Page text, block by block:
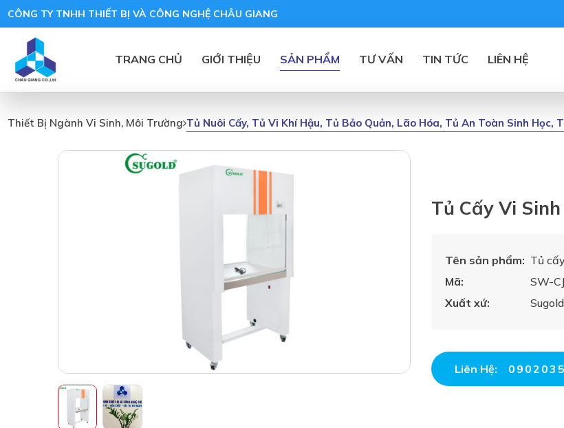
CÔNG TY TNHH THIẾT BỊ VÀ CÔNG NGHỆ CHÂU GIANG
TRANG CHỦ GIỚI THIỆU SẢN PHẨM TƯ VẤN TIN TỨC LIÊN HỆ
Thiết Bị Ngành Vi Sinh, Môi Trường Tủ Nuôi Cấy, Tủ Vi Khí Hậu, Tủ Bảo Quản, Lão Hóa, Tủ An Toàn Sinh Học,
Tủ Cấy Vi
Tên sản phẩm: Tủ
Mã:
SW-
Xuất xứ:
Liên Hệ: